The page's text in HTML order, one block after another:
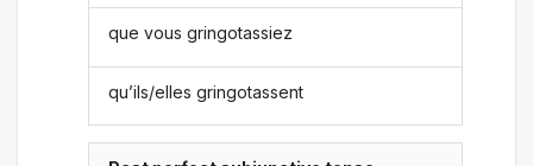
que vous gringotassiez
qu’ils/elles gringotassent